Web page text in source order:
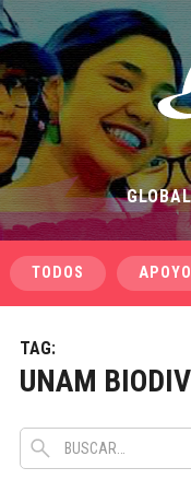
TODOS
TAG:
UNAM